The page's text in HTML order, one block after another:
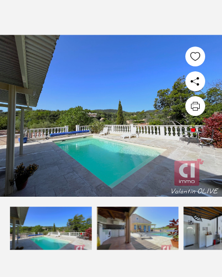
L'AGENCE CI-IMMO
L'agence
Nos collaborateurs
Devenez mandataires
Mentions légales
Politique de confidentialités
Nous contacter
NOS THÉMATIQUES
Bienvenue